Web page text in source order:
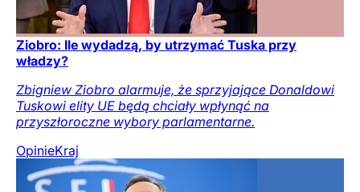
Ziobro: Ile wydadzą, by utrzymać Tuska przy
władzy?
Zbigniew Ziobro alarmuje, że sprzyjające Donaldowi
Tuskowi elity UE będą chciały wpłynąć na
przyszłoroczne wybory parlamentarne.
OpinieKraj